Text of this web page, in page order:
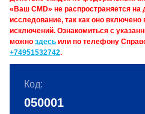
«Ваш CMD» не распространяется на
исследование, так как оно включено
исключений. Ознакомиться с
можно здесь или по телефону
+74951532742.
Код:
050001